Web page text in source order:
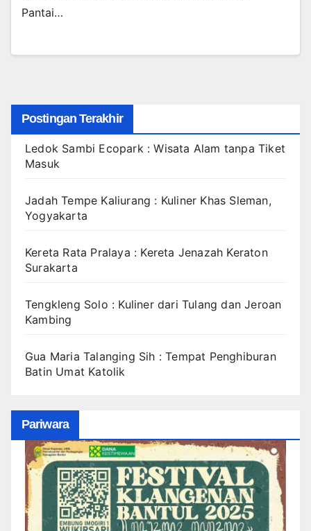
Pantai…
Postingan Terakhir
Ledok Sambi Ecopark : Wisata Alam tanpa Tiket
Masuk
Jadah Tempe Kaliurang : Kuliner Khas Sleman,
Yogyakarta
Kereta Rata Pralaya : Kereta Jenazah Keraton
Surakarta
Tengkleng Solo : Kuliner dari Tulang dan Jeroan
Kambing
Gua Maria Talanging Sih : Tempat Penghiburan
Batin Umat Katolik
Pariwara